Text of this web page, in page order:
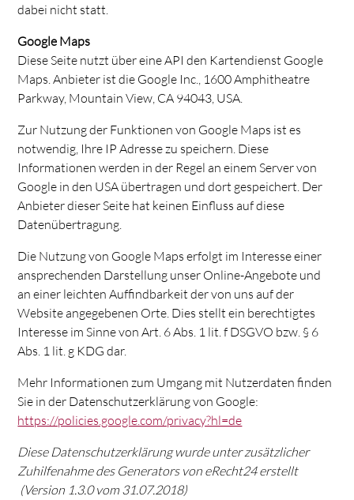
dabei nicht statt.
Google Maps
Diese Seite nutzt über eine API den Kartendienst Google
Maps. Anbieter ist die Google Inc., 1600 Amphitheatre
Parkway, Mountain View, CA 94043, USA.
Zur Nutzung der Funktionen von Google Maps ist es
notwendig, Ihre IP Adresse zu speichern. Diese
Informationen werden in der Regel an einem Server von
Google in den USA übertragen und dort gespeichert. Der
Anbieter dieser Seite hat keinen Einfluss auf diese
Datenübertragung.
Die Nutzung von Google Maps erfolgt im Interesse einer
ansprechenden Darstellung unser Online-Angebote und
an einer leichten Auffindbarkeit der von uns auf der
Website angegebenen Orte. Dies stellt ein berechtigtes
Interesse im Sinne von Art. 6 Abs. 1 lit. f DSGVO bzw. § 6
Abs. 1 lit. g KDG dar.
Mehr Informationen zum Umgang mit Nutzerdaten finden
Sie in der Datenschutzerklärung von Google:
https://policies.google.com/privacy?hl=de
Diese Datenschutzerklärung wurde unter zusätzlicher
Zuhilfenahme des Generators von eRecht24 erstellt
(Version 1.3.0 vom 31.07.2018)